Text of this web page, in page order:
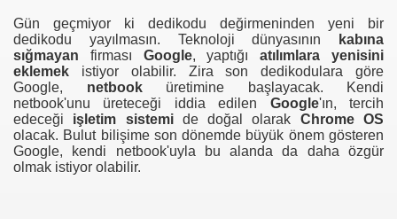
Gün geçmiyor ki dedikodu değirmeninden yeni bir
dedikodu yayılmasın. Teknoloji dünyasının
kabına
sığmayan firması Google, yaptığıatılımlara yenisini
eklemek istiyor olabilir. Zira son dedikodulara göre
Google, netbook üretimine başlayacak. Kendi
netbook'unu üreteceği iddia edilen Google'ın, tercih
edeceği işletim sistemi de doğal olarak Chrome OS
olacak. Bulut bilişime son dönemde büyük önem gösteren
Google, kendi netbook'uyla bu alanda da daha özgür
olmak istiyor olabilir.